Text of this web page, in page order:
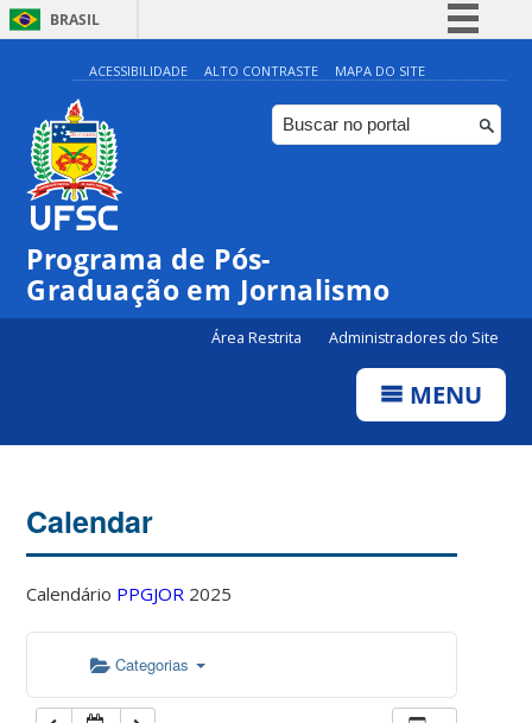
BRASIL
Simplifique!
Comunica BR
Participe
ACESSIBILIDADE ALTO CONTRASTE MAPA DO SITE
Programa de Pós-
Graduação em Jornalismo
Área Restrita Administradores do Site
MENU
Calendar
Calendário PPGJOR 2025
Categorias
04:00
05:00